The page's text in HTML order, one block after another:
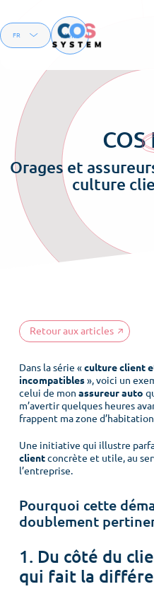
FR Menu
COS
Orages et
culture
Retour aux articles
Dans la série «culture client
incompatibles», voici un
celui de mon assureur auto
m’avertir quelques heures
frappent ma zone
Une initiative qui illustre
clientconcrète et utile, au
l’entreprise.
Pourquoi cette
doublement
1. Du côté du
qui fait la